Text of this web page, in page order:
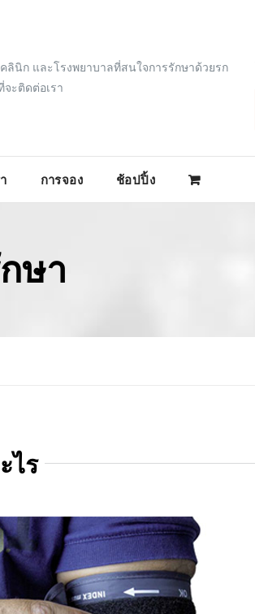
คลินิก และโรงพยาบาลที่สนใจการรักษาด้วยรก
ะติดต่อเรา
การจอง ช้อปปิ้ง
ษา
ไร